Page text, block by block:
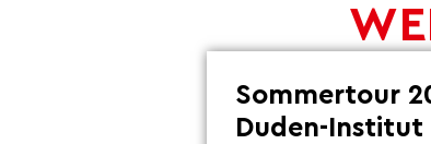
Sommertour
Duden-